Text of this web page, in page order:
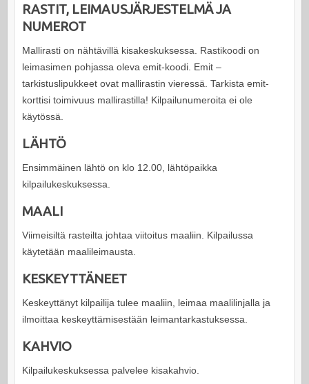
RASTIT, LEIMAUSJÄRJESTELMÄ JA
NUMEROT
Mallirasti on nähtävillä kisakeskuksessa. Rastikoodi on
leimasimen pohjassa oleva emit-koodi. Emit –
tarkistuslipukkeet ovat mallirastin vieressä. Tarkista emit-
korttisi toimivuus mallirastilla! Kilpailunumeroita ei ole
käytössä.
LÄHTÖ
Ensimmäinen lähtö on klo 12.00, lähtöpaikka
kilpailukeskuksessa.
MAALI
Viimeisiltä rasteilta johtaa viitoitus maaliin. Kilpailussa
käytetään maalileimausta.
KESKEYTTÄNEET
Keskeyttänyt kilpailija tulee maaliin, leimaa maalilinjalla ja
ilmoittaa keskeyttämisestään leimantarkastuksessa.
KAHVIO
Kilpailukeskuksessa palvelee kisakahvio.